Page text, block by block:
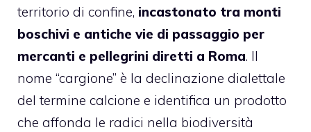
territorio di confine, incastonato tra monti
boschivi e antiche vie di passaggio per
mercanti e pellegrini diretti a Roma. Il
nome “cargione” è la declinazione dialettale
del termine calcione e identifica un prodotto
che affonda le radici nella biodiversità